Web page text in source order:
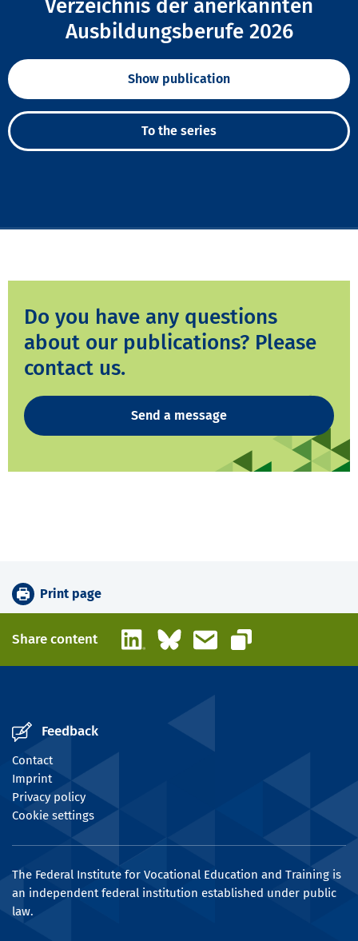
Verzeichnis der anerkannten
Ausbildungsberufe 2026
Show publication
To the series
Do you have any questions
about our publications? Please
contact us.
Send a message
Print page
Share content LinkedInBlueskyEmail
Copy link
Feedback
Contact
Imprint
Privacy policy
Cookie settings
The Federal Institute for Vocational Education and Training is
an independent federal institution established under public
law.